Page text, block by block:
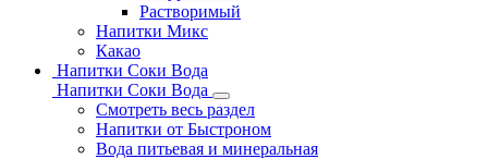
Растворимый
Напитки Микс
Какао
Напитки Соки Вода
Напитки Соки Вода
Смотреть весь раздел
Напитки от Быстроном
Вода питьевая и минеральная